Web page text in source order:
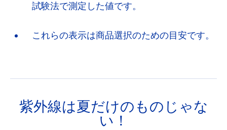
試験法で測定した値です。
これらの表示は商品選択のための目安です。
紫外線は夏だけのものじゃな
い！